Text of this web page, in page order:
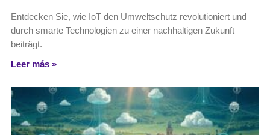
Entdecken Sie, wie IoT den Umweltschutz revolutioniert und
durch smarte Technologien zu einer nachhaltigen Zukunft
beiträgt.
Leer más »